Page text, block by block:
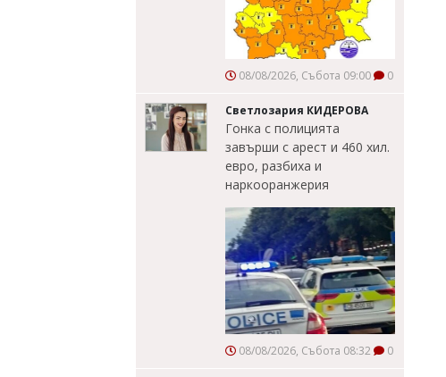
08/08/2026, Събота 09:00 0
Светлозария КИДЕРОВА
Гонка с полицията
завърши с арест и 460 хил.
евро, разбиха и
наркооранжерия
08/08/2026, Събота 08:32 0